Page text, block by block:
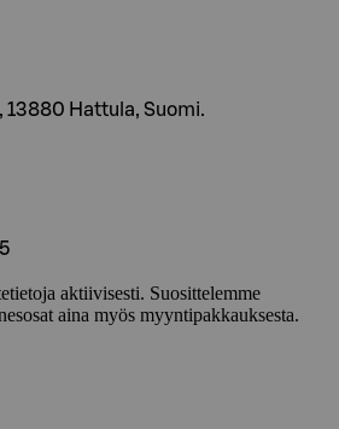
13880 Hattula, Suomi.
aktiivisesti. Suosittelemme
aina myös myyntipakkauksesta.